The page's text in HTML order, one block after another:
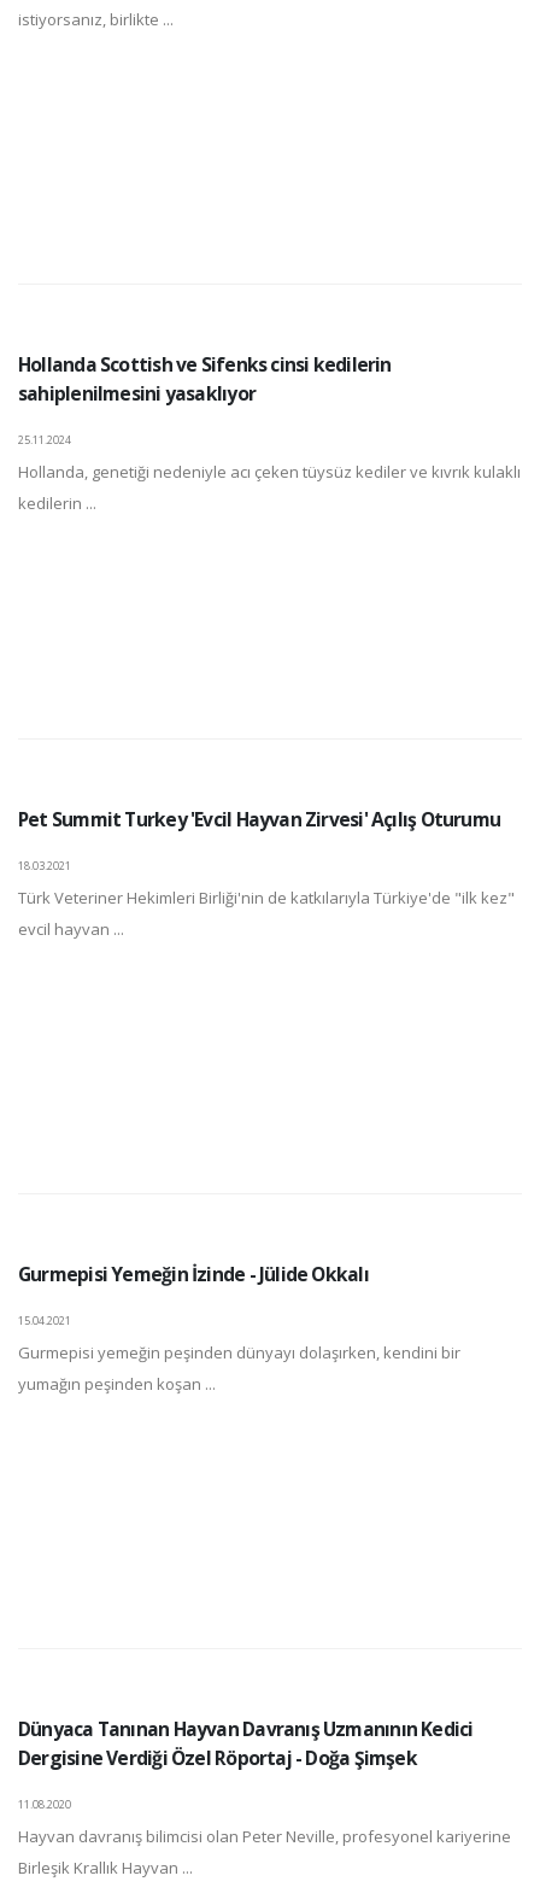
istiyorsanız, birlikte ...
Hollanda Scottish ve Sifenks cinsi kedilerin
sahiplenilmesini yasaklıyor
25.11.2024
Hollanda, genetiği nedeniyle acı çeken tüysüz kediler ve kıvrık kulaklı
kedilerin ...
Pet Summit Turkey 'Evcil Hayvan Zirvesi' Açılış Oturumu
18.03.2021
Türk Veteriner Hekimleri Birliği'nin de katkılarıyla Türkiye'de "ilk kez"
evcil hayvan ...
Gurmepisi Yemeğin İzinde - Jülide Okkalı
15.04.2021
Gurmepisi yemeğin peşinden dünyayı dolaşırken, kendini bir
yumağın peşinden koşan ...
Dünyaca Tanınan Hayvan Davranış Uzmanının Kedici
Dergisine Verdiği Özel Röportaj - Doğa Şimşek
11.08.2020
Hayvan davranış bilimcisi olan Peter Neville, profesyonel kariyerine
Birleşik Krallık Hayvan ...